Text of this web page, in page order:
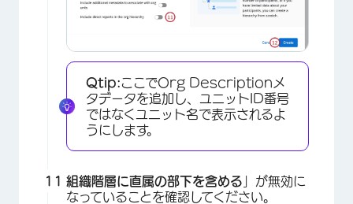
Qtip:ここでOrg Descriptionメ
タデータを追加し、ユニットID番号
ではなくユニット名で表示されるよ
うにします。
組織階層に直属の部下を含める 」が無効に
なっていることを確認してください。